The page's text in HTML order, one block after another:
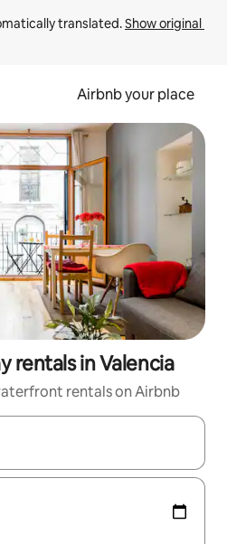
translated. Show original
Airbnb your place
rentals in Valencia
rentals on Airbnb
navigate with the up and down